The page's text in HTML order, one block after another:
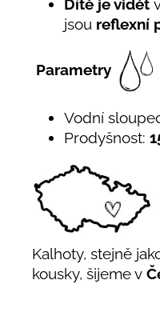
Dítě je vidět
jsou reflexní
Parametry
Vodní
Prodyšnost:
Kalhoty, stejně
kousky, šijeme v